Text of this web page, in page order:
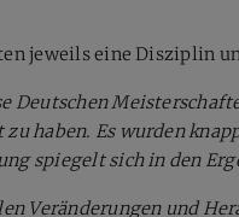
jeweils eine Disziplin
Deutschen
haben. Es wurden
spiegelt sich in den
Veränderungen und